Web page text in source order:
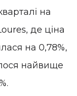
на
де ціна
на 0,78%,
найвище